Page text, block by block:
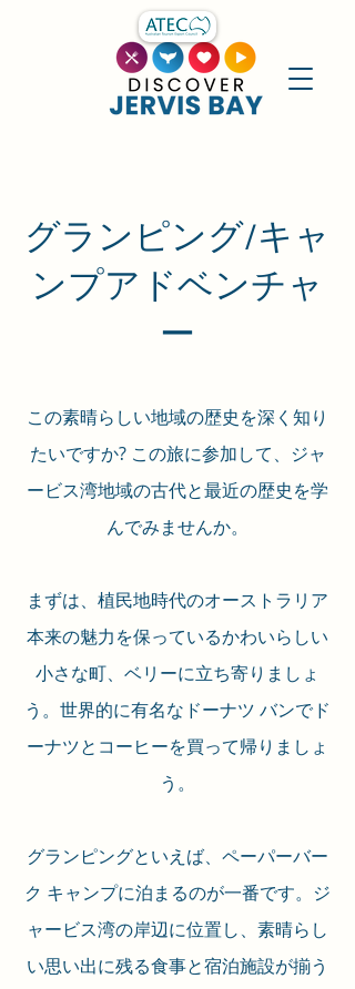
グランピング/キャ
ンプアドベンチャ
ー
この素晴らしい地域の歴史を深く知り
たいですか? この旅に参加して、ジャ
ービス湾地域の古代と最近の歴史を学
んでみませんか。
まずは、植民地時代のオーストラリア
本来の魅力を保っているかわいらしい
小さな町、ベリーに立ち寄りましょ
う。世界的に有名なドーナツ バンでド
ーナツとコーヒーを買って帰りましょ
う。
グランピングといえば、ペーパーバー
ク キャンプに泊まるのが一番です。ジ
ャービス湾の岸辺に位置し、素晴らし
い思い出に残る食事と宿泊施設が揃う